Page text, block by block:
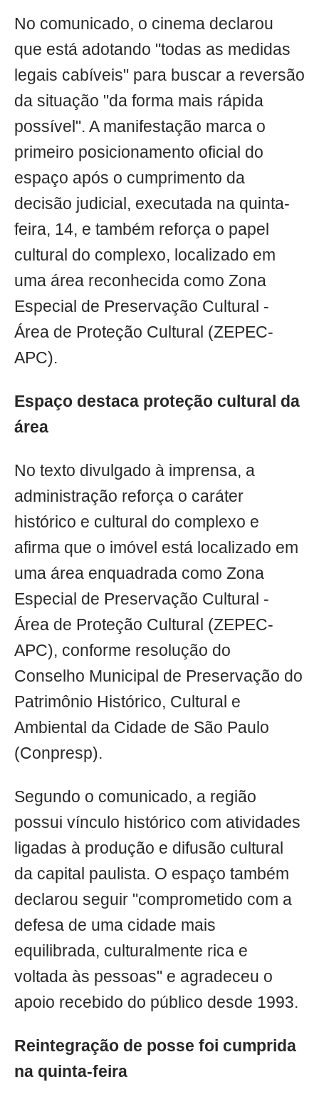
No comunicado, o cinema declarou
que está adotando "todas as medidas
legais cabíveis" para buscar a reversão
da situação "da forma mais rápida
possível". A manifestação marca o
primeiro posicionamento oficial do
espaço após o cumprimento da
decisão judicial, executada na quinta-
feira, 14, e também reforça o papel
cultural do complexo, localizado em
uma área reconhecida como Zona
Especial de Preservação Cultural -
Área de Proteção Cultural (ZEPEC-
APC).
Espaço destaca proteção cultural da
área
No texto divulgado à imprensa, a
administração reforça o caráter
histórico e cultural do complexo e
afirma que o imóvel está localizado em
uma área enquadrada como Zona
Especial de Preservação Cultural -
Área de Proteção Cultural (ZEPEC-
APC), conforme resolução do
Conselho Municipal de Preservação do
Patrimônio Histórico, Cultural e
Ambiental da Cidade de São Paulo
(Conpresp).
Segundo o comunicado, a região
possui vínculo histórico com atividades
ligadas à produção e difusão cultural
da capital paulista. O espaço também
declarou seguir "comprometido com a
defesa de uma cidade mais
equilibrada, culturalmente rica e
voltada às pessoas" e agradeceu o
apoio recebido do público desde 1993.
Reintegração de posse foi cumprida
na quinta-feira